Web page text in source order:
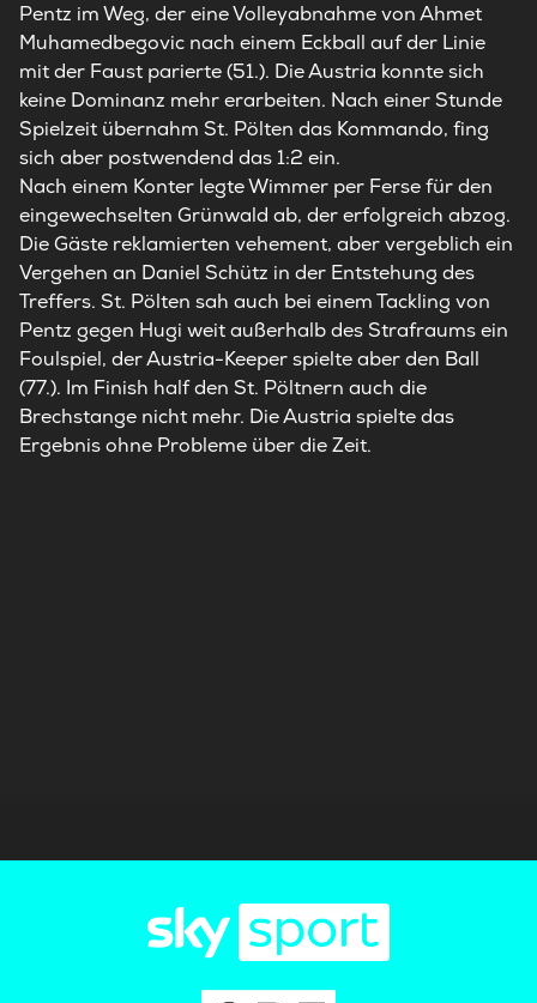
Pentz im Weg, der eine Volleyabnahme von Ahmet
Muhamedbegovic nach einem Eckball auf der Linie
mit der Faust parierte (51.). Die Austria konnte sich
keine Dominanz mehr erarbeiten. Nach einer Stunde
Spielzeit übernahm St. Pölten das Kommando, fing
sich aber postwendend das 1:2 ein.
Nach einem Konter legte Wimmer per Ferse für den
eingewechselten Grünwald ab, der erfolgreich abzog.
Die Gäste reklamierten vehement, aber vergeblich ein
Vergehen an Daniel Schütz in der Entstehung des
Treffers. St. Pölten sah auch bei einem Tackling von
Pentz gegen Hugi weit außerhalb des Strafraums ein
Foulspiel, der Austria-Keeper spielte aber den Ball
(77.). Im Finish half den St. Pöltnern auch die
Brechstange nicht mehr. Die Austria spielte das
Ergebnis ohne Probleme über die Zeit.